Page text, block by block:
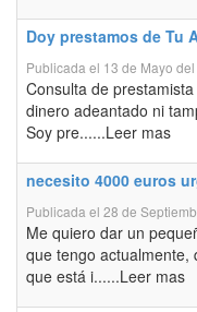
Doy prestamos de Tu
Publicada el 13 de Mayo
Consulta de
dinero adeantado ni
Soy pre......Leer mas
necesito 4000 euros
Publicada el 28 de
Me quiero dar un
que tengo actualmente,
que está i......Leer mas